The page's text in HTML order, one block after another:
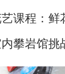
课程：鲜
攀岩馆挑